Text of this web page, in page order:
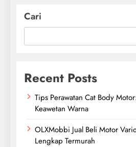
Cari
Recent Posts
Tips Perawatan Cat Body
Keawetan Warna
OLXMobbi Jual Beli Motor
Lengkap Termurah